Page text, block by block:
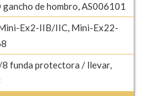
de hombro, AS006101
Ex2-IIB/IIC, Mini-Ex22-
funda protectora / llevar,